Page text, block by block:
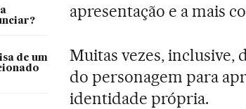
de um
apresentação e a mais
Muitas vezes, inclusive,
do personagem para
identidade própria.